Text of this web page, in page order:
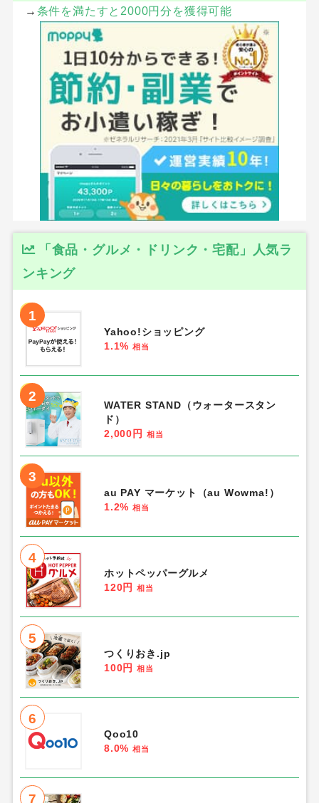
ツイート シェア はてブ LINE
CATEGORY :
食品・グルメ
食品・グルメ・ドリンク・宅配
ECナビ×比較ガイド特別キャンペーン
↓ここから登録で200円多くゲット！
ポイントサイトNo.1人気のモッピー
→条件を満たすと2000円分を獲得可能
「食品・グルメ・ドリンク・宅配」人気ラ
ンキング
1
Yahoo!ショッピング
1.1%
相当